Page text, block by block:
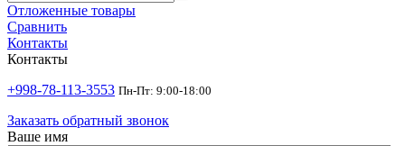
Отложенные товары
Сравнить
Контакты
Контакты
+998-78-113-3553 Пн-Пт: 9:00-18:00
Заказать обратный звонок
Ваше имя